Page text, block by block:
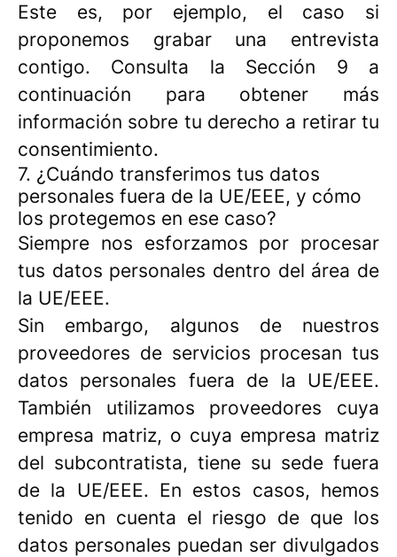
Este es, por ejemplo, el caso si
proponemos grabar una entrevista
contigo. Consulta la Sección 9 a
continuación para obtener más
información sobre tu derecho a retirar tu
consentimiento.
7. ¿Cuándo transferimos tus datos
personales fuera de la UE/EEE, y cómo
los protegemos en ese caso?
Siempre nos esforzamos por procesar
tus datos personales dentro del área de
la UE/EEE.
Sin embargo, algunos de nuestros
proveedores de servicios procesan tus
datos personales fuera de la UE/EEE.
También utilizamos proveedores cuya
empresa matriz, o cuya empresa matriz
del subcontratista, tiene su sede fuera
de la UE/EEE. En estos casos, hemos
tenido en cuenta el riesgo de que los
datos personales puedan ser divulgados